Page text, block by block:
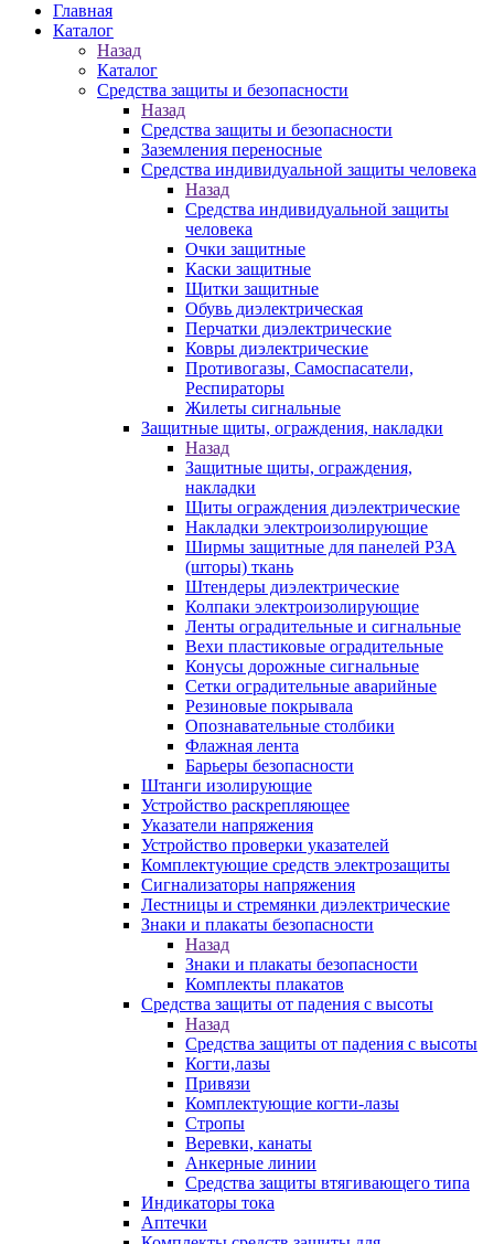
Главная
Каталог
Назад
Каталог
Средства защиты и безопасности
Назад
Средства защиты и безопасности
Заземления переносные
Средства индивидуальной защиты человека
Назад
Средства индивидуальной защиты
человека
Очки защитные
Каски защитные
Щитки защитные
Обувь диэлектрическая
Перчатки диэлектрические
Ковры диэлектрические
Противогазы, Самоспасатели,
Респираторы
Жилеты сигнальные
Защитные щиты, ограждения, накладки
Назад
Защитные щиты, ограждения,
накладки
Щиты ограждения диэлектрические
Накладки электроизолирующие
Ширмы защитные для панелей РЗА
(шторы) ткань
Штендеры диэлектрические
Колпаки электроизолирующие
Ленты оградительные и сигнальные
Вехи пластиковые оградительные
Конусы дорожные сигнальные
Сетки оградительные аварийные
Резиновые покрывала
Опознавательные столбики
Флажная лента
Барьеры безопасности
Штанги изолирующие
Устройство раскрепляющее
Указатели напряжения
Устройство проверки указателей
Комплектующие средств электрозащиты
Сигнализаторы напряжения
Лестницы и стремянки диэлектрические
Знаки и плакаты безопасности
Назад
Знаки и плакаты безопасности
Комплекты плакатов
Средства защиты от падения с высоты
Назад
Средства защиты от падения с высоты
Когти,лазы
Привязи
Комплектующие когти-лазы
Стропы
Веревки, канаты
Анкерные линии
Средства защиты втягивающего типа
Индикаторы тока
Аптечки